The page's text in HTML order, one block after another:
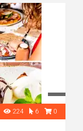
224 6 0